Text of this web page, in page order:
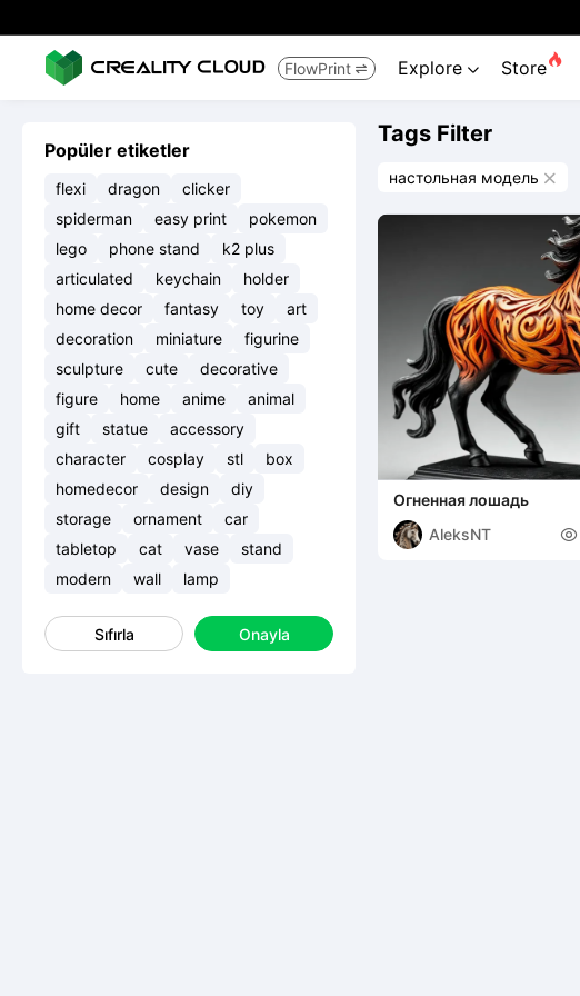
FlowPrint  Explore  Store
Popüler etiketler
flexi dragon
clicker
spiderman
easy print
pokemon
lego
phone stand
k2 plus
articulated
keychain
holder
home decor
fantasy toy
art
decoration
miniature
figurine
sculpture
cute
decorative
figure
home anime
animal
gift
statue
accessory
character
cosplay stl
box
homedecor
design
diy
storage
ornament
car
tabletop
cat vase
stand
modern
wall lamp
Sıfırla Onayla
Tags Filter
настольная модель 
Огненная лошадь
AleksNT
